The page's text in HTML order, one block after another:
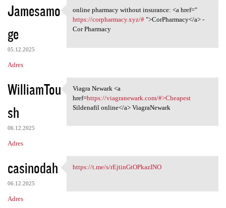
Jamesamo
ge
05.12.2025
Adres
online pharmacy without
online pharmacy without insurance: <a href="
https://corpharmacy.xyz/#">CorPharmacy</a> -
Cor Pharmacy
WilliamTou
sh
06.12.2025
Adres
Viagra Newark <a href=https:/
Viagra Newark <a
href=https://viagranewark.com/#>Cheapest
Sildenafil online</a> ViagraNewark
casinodah
06.12.2025
Adres
https://t.me/s
https://t.me/s/rEjtinGtOPkazINO